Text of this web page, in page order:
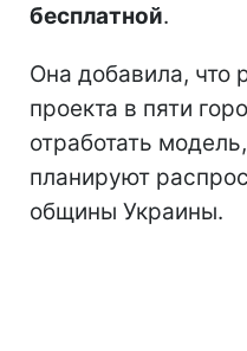
бесплатной.
Она добавила, что
проекта в пяти
отработать
планируют
общины Украины.